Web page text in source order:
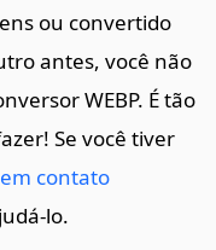
ou convertido
antes, você não
WEBP. É tão
Se você tiver
contato
lo.